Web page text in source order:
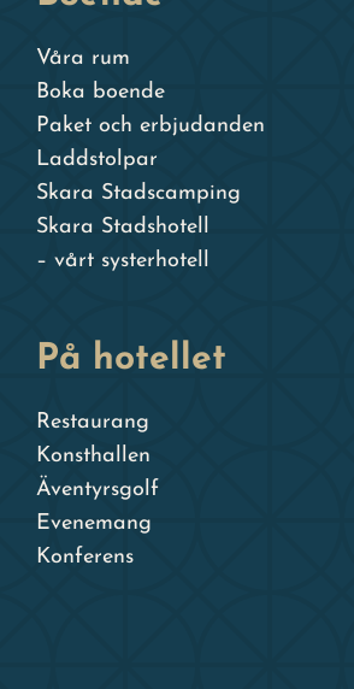
Våra rum
Boka boende
Paket och erbjudanden
Laddstolpar
Skara Stadscamping
Skara Stadshotell
– vårt systerhotell
På hotellet
Restaurang
Konsthallen
Äventyrsgolf
Evenemang
Konferens